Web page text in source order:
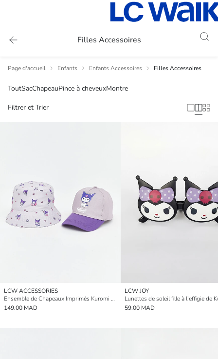
Filles Accessoires
Page d'accueil Enfants Enfants Accessoires Filles Accessoires
ToutSacChapeauPince à cheveuxMontre
Filtrer et Trier
LCW ACCESSORIES
Ensemble de Chapeaux Imprimés Kuromi pour Bébé Fille
149.00 MAD
LCW JOY
Lunettes de soleil fille à l’effigie de
59.00 MAD